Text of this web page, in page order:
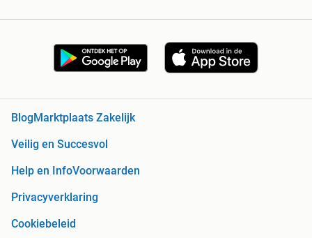
Blog Marktplaats Zakelijk
Veilig en Succesvol
Help en InfoVoorwaarden
Privacyverklaring
Cookiebeleid